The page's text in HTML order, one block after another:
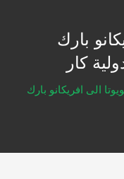
بارك
الى افريكانو بارك